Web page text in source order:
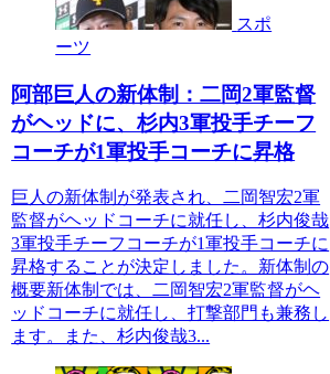
スポ
ーツ
阿部巨人の新体制：二岡2軍監督
がヘッドに、杉内3軍投手チーフ
コーチが1軍投手コーチに昇格
巨人の新体制が発表され、二岡智宏2軍
監督がヘッドコーチに就任し、杉内俊哉
3軍投手チーフコーチが1軍投手コーチに
昇格することが決定しました。新体制の
概要新体制では、二岡智宏2軍監督がヘ
ッドコーチに就任し、打撃部門も兼務し
ます。また、杉内俊哉3...